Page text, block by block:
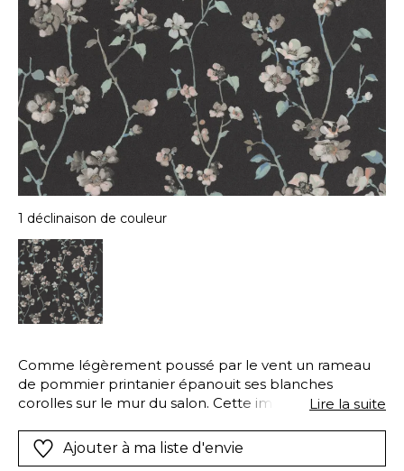
1 déclinaison de couleur
Comme légèrement poussé par le vent un rameau
de pommier printanier épanouit ses blanches
corolles sur le mur du salon. Cette impression
croirait dans une esquisse de maître japonais tout
juste croquée par le pinceau. Pour lui ajouter une
Lire la suite
Ajouter à ma liste d'envie